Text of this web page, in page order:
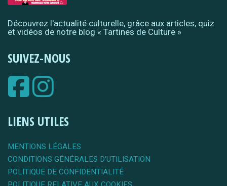
Découvrez l'actualité culturelle, grâce aux articles, quiz
et vidéos de notre blog « Tartines de Culture »
SUIVEZ-NOUS
LIENS UTILES
MENTIONS LÉGALES
CONDITIONS GÉNÉRALES D'UTILISATION
POLITIQUE DE CONFIDENTIALITÉ